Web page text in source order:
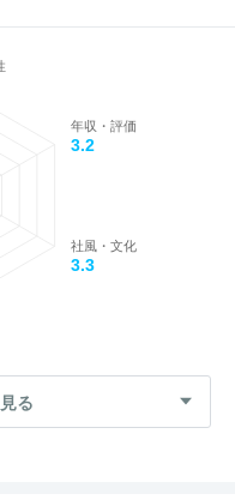
年収・評価
3.2
社風・文化
3.3
る